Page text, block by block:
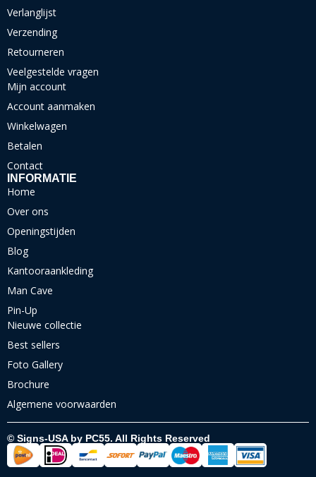
Verlanglijst
Verzending
Retourneren
Veelgestelde vragen
Mijn account
Account aanmaken
Winkelwagen
Betalen
Contact
INFORMATIE
Home
Over ons
Openingstijden
Blog
Kantooraankleding
Man Cave
Pin-Up
Nieuwe collectie
Best sellers
Foto Gallery
Brochure
Algemene voorwaarden
© Signs-USA by PC55. All Rights Reserved